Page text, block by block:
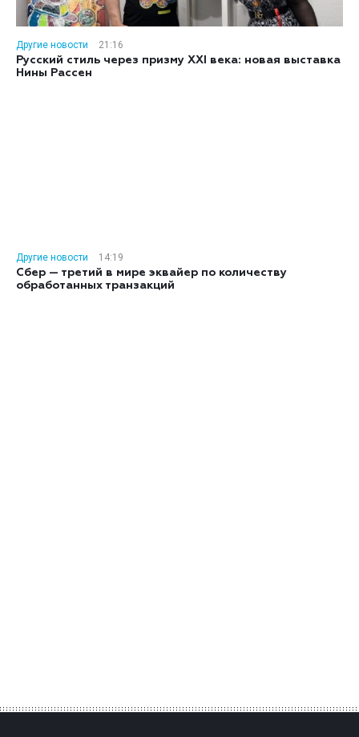
Другие новости
21:16
Русский стиль через призму XXI века: новая выставка
Нины Рассен
Другие новости
14:19
Сбер — третий в мире эквайер по количеству
обработанных транзакций